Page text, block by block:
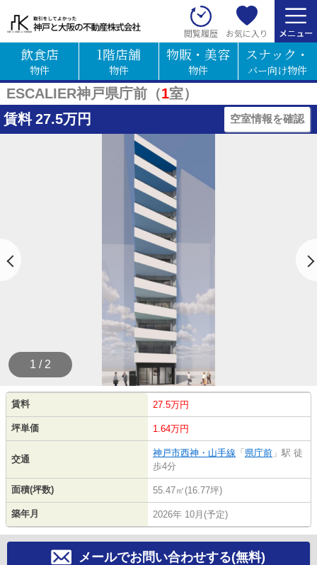
閲覧履歴 お気に入り
飲食店
物件
1階店舗
物件
物販・美容
物件
スナック・
バー向け物件
ESCALIER神戸県庁前（1室）
賃料 27.5万円 空室情報を確認
1 / 2
賃料 27.5万円
坪単価 1.64万円
交通
神戸市西神・山手線 「 県庁前 」駅 徒
歩4分
面積(坪数) 55.47㎡(16.77坪)
築年月 2026年 10月(予定)
メールでお問い合わせする(無料)